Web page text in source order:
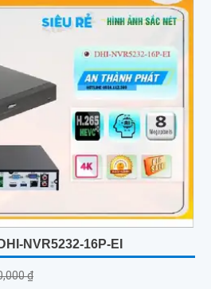
NVR5232-16P-EI
₫